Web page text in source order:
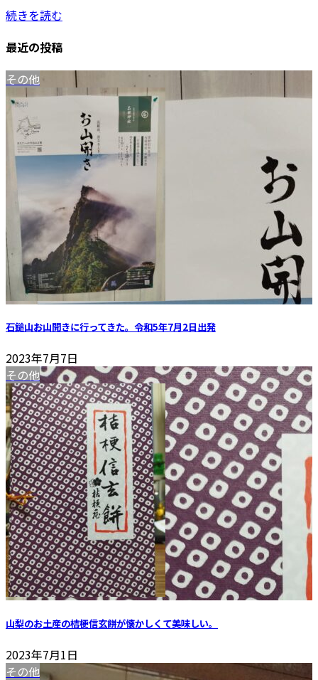
続きを読む
最近の投稿
その他
石鎚山お山開きに行ってきた。令和5年7月2日出発
2023年7月7日
その他
山梨のお土産の桔梗信玄餅が懐かしくて美味しい。
2023年7月1日
その他